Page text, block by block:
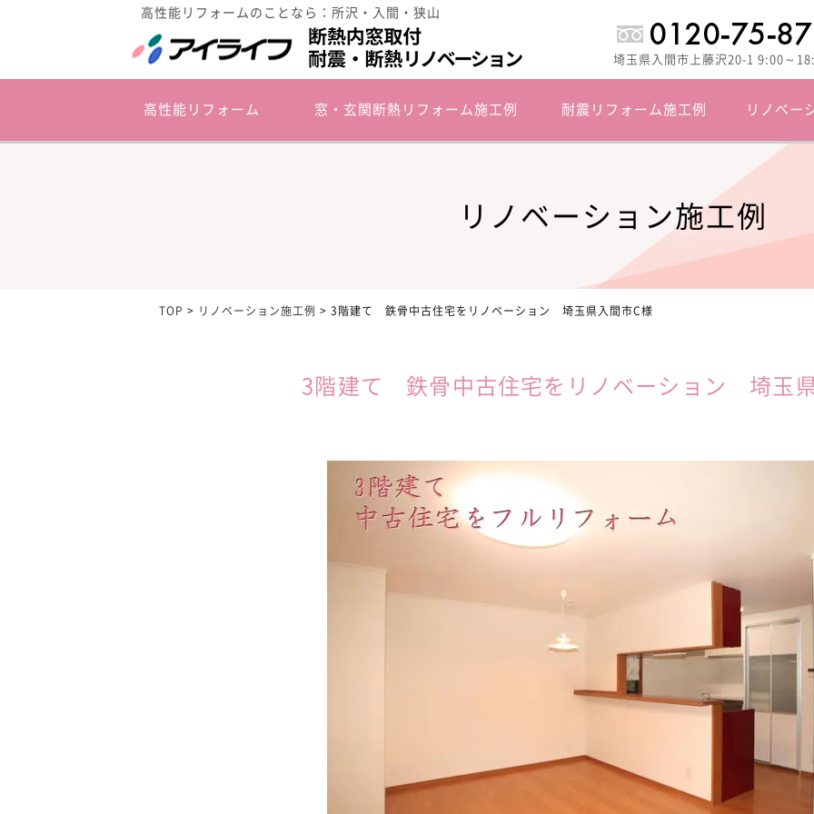
埼玉県入間市上藤沢20-1 9:00～
高性能リフォームのことなら：所沢・入間・狭山
高性能リフォーム 窓・玄関断熱リフォーム施工例 耐震リフォーム施工例 リノベー
リノベーション施工例
TOP > リノベーション施工例 > 3階建て 鉄骨中古住宅をリノベーション 埼玉県入間市C様
3階建て 鉄骨中古住宅をリノベーション 埼玉